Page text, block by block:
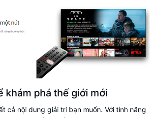
khám phá thế giới mới
cả nội dung giải trí bạn muốn. Với tính năng